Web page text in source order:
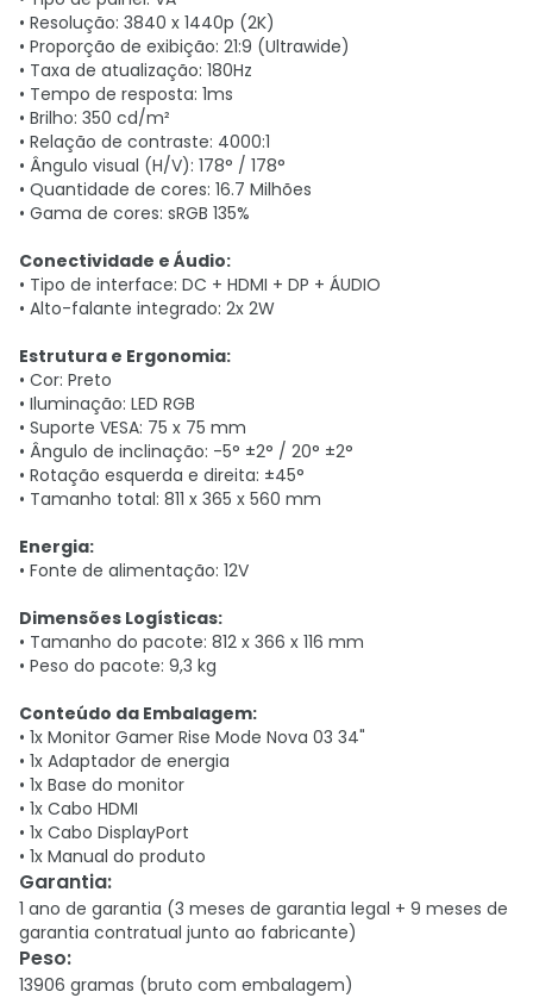
• Resolução: 3840 x 1440p (2K)
• Proporção de exibição: 21:9 (Ultrawide)
• Taxa de atualização: 180Hz
• Tempo de resposta: 1ms
• Brilho: 350 cd/m²
• Relação de contraste: 4000:1
• Ângulo visual (H/V): 178° / 178°
• Quantidade de cores: 16.7 Milhões
• Gama de cores: sRGB 135%
Conectividade e Áudio:
• Tipo de interface: DC + HDMI + DP + ÁUDIO
• Alto-falante integrado: 2x 2W
Estrutura e Ergonomia:
• Cor: Preto
• Iluminação: LED RGB
• Suporte VESA: 75 x 75 mm
• Ângulo de inclinação: -5° ±2° / 20° ±2°
• Rotação esquerda e direita: ±45°
• Tamanho total: 811 x 365 x 560 mm
Energia:
• Fonte de alimentação: 12V
Dimensões Logísticas:
• Tamanho do pacote: 812 x 366 x 116 mm
• Peso do pacote: 9,3 kg
Conteúdo da Embalagem:
• 1x Monitor Gamer Rise Mode Nova 03 34"
• 1x Adaptador de energia
• 1x Base do monitor
• 1x Cabo HDMI
• 1x Cabo DisplayPort
• 1x Manual do produto
Garantia:
1 ano de garantia (3 meses de garantia legal + 9 meses de
garantia contratual junto ao fabricante)
Peso:
13906 gramas (bruto com embalagem)